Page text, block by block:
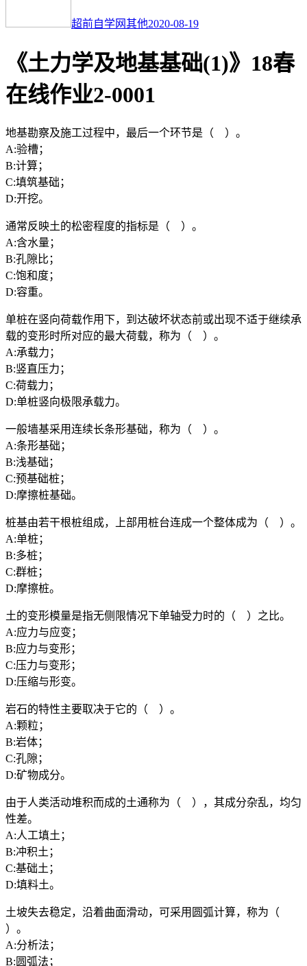
超前自学网其他2020-08-19
《土力学及地基基础(1)》18春
在线作业2-0001
地基勘察及施工过程中，最后一个环节是（ ）。
A:验槽；
B:计算；
C:填筑基础；
D:开挖。
通常反映土的松密程度的指标是（ ）。
A:含水量；
B:孔隙比；
C:饱和度；
D:容重。
单桩在竖向荷载作用下，到达破坏状态前或出现不适于继续承
载的变形时所对应的最大荷载，称为（ ）。
A:承载力；
B:竖直压力；
C:荷载力；
D:单桩竖向极限承载力。
一般墙基采用连续长条形基础，称为（ ）。
A:条形基础；
B:浅基础；
C:预基础桩；
D:摩擦桩基础。
桩基由若干根桩组成，上部用桩台连成一个整体成为（ ）。
A:单桩；
B:多桩；
C:群桩；
D:摩擦桩。
土的变形模量是指无侧限情况下单轴受力时的（ ）之比。
A:应力与应变；
B:应力与变形；
C:压力与变形；
D:压缩与形变。
岩石的特性主要取决于它的（ ）。
A:颗粒；
B:岩体；
C:孔隙；
D:矿物成分。
由于人类活动堆积而成的土通称为（ ），其成分杂乱，均匀
性差。
A:人工填土；
B:冲积土；
C:基础土；
D:填料土。
土坡失去稳定，沿着曲面滑动，可采用圆弧计算，称为（
）。
A:分析法；
B:圆弧法；